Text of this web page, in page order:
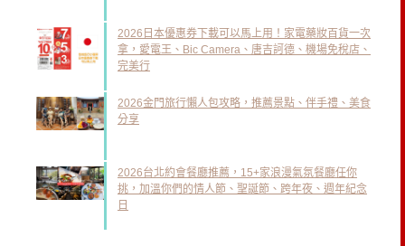
2026日本優惠券下載可以馬上用！家電藥妝百貨一次
拿，愛電王、Bic Camera、唐吉訶德、機場免稅店、
完美行
2026金門旅行懶人包攻略，推薦景點、伴手禮、美食
分享
2026台北約會餐廳推薦，15+家浪漫氣氛餐廳任你
挑，加溫你們的情人節、聖誕節、跨年夜、週年紀念
日